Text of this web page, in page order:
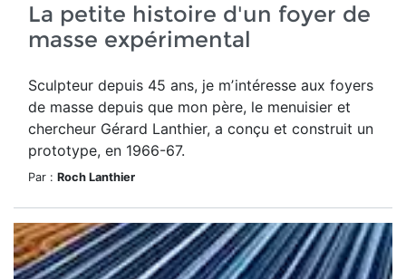
La petite histoire d'un foyer de
masse expérimental
Sculpteur depuis 45 ans, je mʼintéresse aux foyers
de masse depuis que mon père, le menuisier et
chercheur Gérard Lanthier, a conçu et construit un
prototype, en 1966-67.
Par : Roch Lanthier